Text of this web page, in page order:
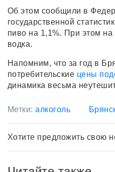
Об этом сообщили в
государственной
пиво на 1,1%. При этом
водка.
Напомним, что за год в
потребительские цены
динамика весьма
Метки:алкоголь
Хотите предложить свою